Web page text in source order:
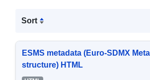
Sort
ESMS metadata (Euro-SDMX
structure) HTML